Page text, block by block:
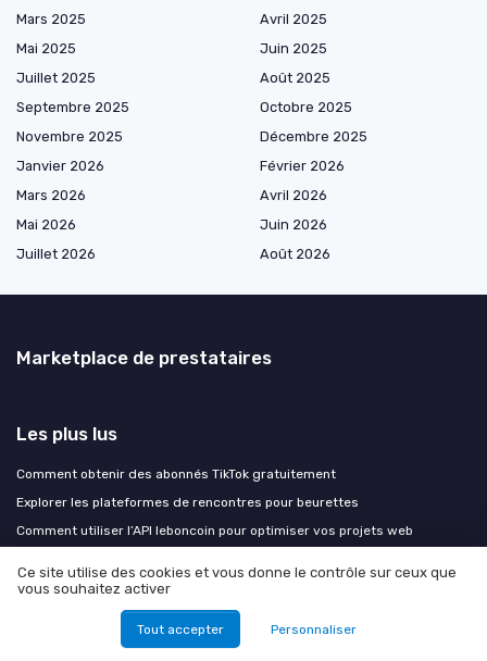
Mars 2025
Avril 2025
Mai 2025
Juin 2025
Juillet 2025
Août 2025
Septembre 2025
Octobre 2025
Novembre 2025
Décembre 2025
Janvier 2026
Février 2026
Mars 2026
Avril 2026
Mai 2026
Juin 2026
Juillet 2026
Août 2026
Marketplace de prestataires
Les plus lus
Comment obtenir des abonnés TikTok gratuitement
Explorer les plateformes de rencontres pour beurettes
Comment utiliser l’API leboncoin pour optimiser vos projets web
recherche
Comment les quiz sur Instagram transforment l'engagement des
Ce site utilise des cookies et vous donne le contrôle sur ceux que
vous souhaitez activer
Tout accepter Personnaliser